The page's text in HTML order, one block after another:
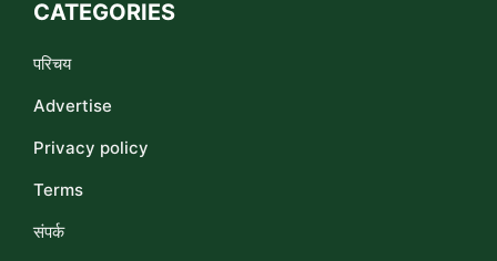
CATEGORIES
परिचय
Advertise
Privacy policy
Terms
संपर्क